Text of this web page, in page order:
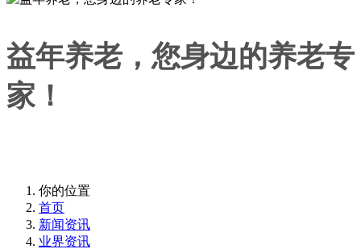
益年养老，您身边的养老专
家！
你的位置
首页
新闻资讯
业界资讯